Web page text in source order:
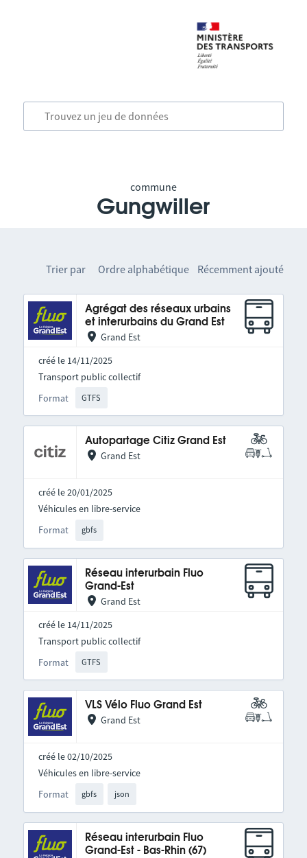
commune
Gungwiller
Trier par Ordre alphabétique Récemment ajouté
Agrégat des réseaux urbains
et interurbains du Grand Est
Grand Est
créé le 14/11/2025
Format GTFS
Transport public collectif
Autopartage Citiz Grand Est
Grand Est
créé le 20/01/2025
Format gbfs
Véhicules en libre-service
Réseau interurbain Fluo
Grand-Est
Grand Est
créé le 14/11/2025
Format GTFS
Transport public collectif
VLS Vélo Fluo Grand Est
Grand Est
créé le 02/10/2025
Format gbfs json
Véhicules en libre-service
Réseau interurbain Fluo
Grand-Est - Bas-Rhin (67)